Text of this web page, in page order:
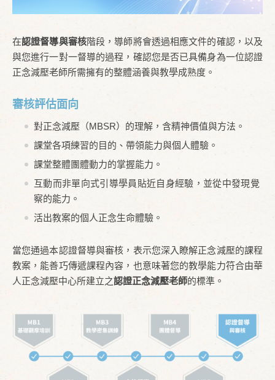
在認證督導與審核階段，導師將會透過相應文件的確認，以及
與您進行一對一督導的過程，確認您是否已具備身為一位認證
正念減壓老師所需擁有的整體涵養與教學成熟度。
審核評估面向
對正念減壓（MBSR）的理解，含精神價值與方法。
課堂各項練習的目的、帶領能力與個人體驗。
課堂整體團體動力的掌握能力。
互動而非單向式引導學員貼近自身經驗，並從中發現覺
察的能力。
活出教案的個人正念生命體驗。
當您通過本認證督導與審核，表示您深入瞭解正念減壓的課程
教案，能善巧傳遞課程內容，也意味著您的教學能力符合由華
人正念減壓中心所建立之認證正念減壓老師的標準。